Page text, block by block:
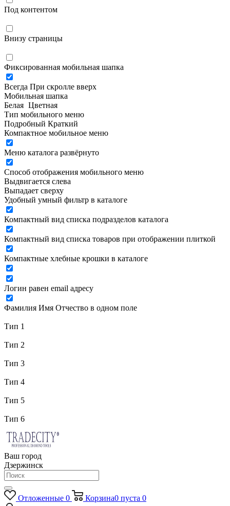
Под контентом
Внизу страницы
Фиксированная мобильная шапка
Всегда При скролле вверх
Мобильная шапка
Белая Цветная
Тип мобильного меню
Подробный Краткий
Компактное мобильное меню
Меню каталога развёрнуто
Способ отображения мобильного меню
Выдвигается слева
Выпадает сверху
Удобный умный фильтр в каталоге
Компактный вид списка подразделов каталога
Компактный вид списка товаров при отображении плиткой
Компактные хлебные крошки в каталоге
Логин равен email адресу
Фамилия Имя Отчество в одном поле
Тип 1
Тип 2
Тип 3
Тип 4
Тип 5
Тип 6
Ваш город
Дзержинск
Отложенные 0 Корзина0 пуста 0